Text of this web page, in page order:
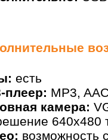
есть
плеер: MP3,
камера:
640х480
возможность